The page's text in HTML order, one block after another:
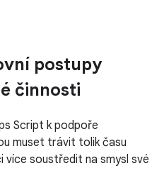
postupy
činnosti
Script k podpoře
muset trávit tolik času
více soustředit na smysl své